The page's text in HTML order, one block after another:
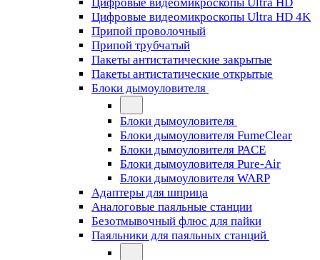
Цифровые видеомикроскопы Ultra HD 4K
Припой проволочный
Припой трубчатый
Пакеты антистатические закрытые
Пакеты антистатические открытые
Блоки дымоуловителя
Блоки дымоуловителя
Блоки дымоуловителя FumeClear
Блоки дымоуловителя PACE
Блоки дымоуловителя Pure-Air
Блоки дымоуловителя WARP
Адаптеры для шприца
Аналоговые паяльные станции
Безотмывочный флюс для пайки
Паяльники для паяльных станций